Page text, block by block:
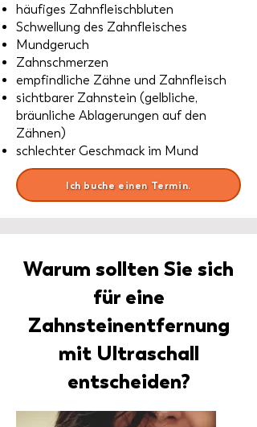
häufiges Zahnfleischbluten
Schwellung des Zahnfleisches
Mundgeruch
Zahnschmerzen
empfindliche Zähne und Zahnfleisch
sichtbarer Zahnstein (gelbliche,
bräunliche Ablagerungen auf den
Zähnen)
schlechter Geschmack im Mund
Ich buche einen Termin.
Warum sollten Sie sich
für eine
Zahnsteinentfernung
mit Ultraschall
entscheiden?